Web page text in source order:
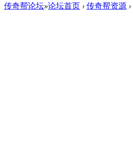
传奇帮论坛»论坛首页 › 传奇帮资源 ›